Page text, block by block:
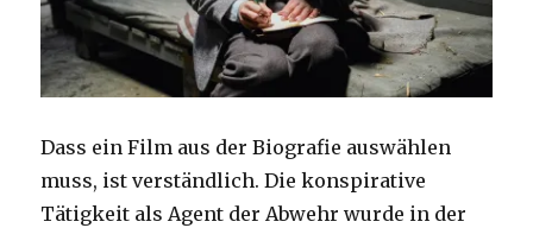
Dass ein Film aus der Biografie auswählen
muss, ist verständlich. Die konspirative
Tätigkeit als Agent der Abwehr wurde in der